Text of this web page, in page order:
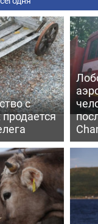
с